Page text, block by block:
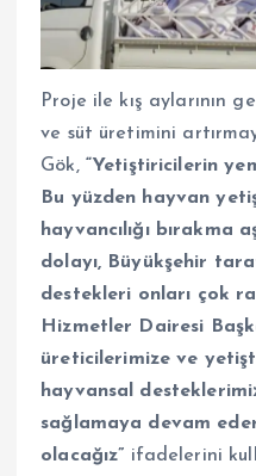
Proje ile kış aylarının
ve süt üretimini
Gök, “Yetiştiricilerin
Bu yüzden hayvan
hayvancılığı bırakma
dolayı, Büyükşehir
destekleri onları çok
Hizmetler Dairesi
üreticilerimize ve
hayvansal
sağlamaya devam
olacağız” ifadelerini